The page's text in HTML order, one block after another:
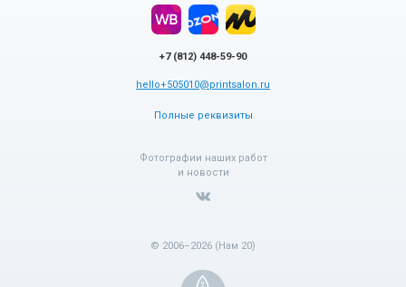
+7 (812) 448-59-90
hello+505010@printsalon.ru
Полные реквизиты
Фотографии наших работ
и новости
© 2006–2026 (Нам 20)